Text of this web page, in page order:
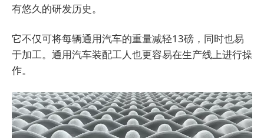
有悠久的研发历史。
它不仅可将每辆通用汽车的重量减轻13磅，同时也易
于加工。通用汽车装配工人也更容易在生产线上进行操
作。